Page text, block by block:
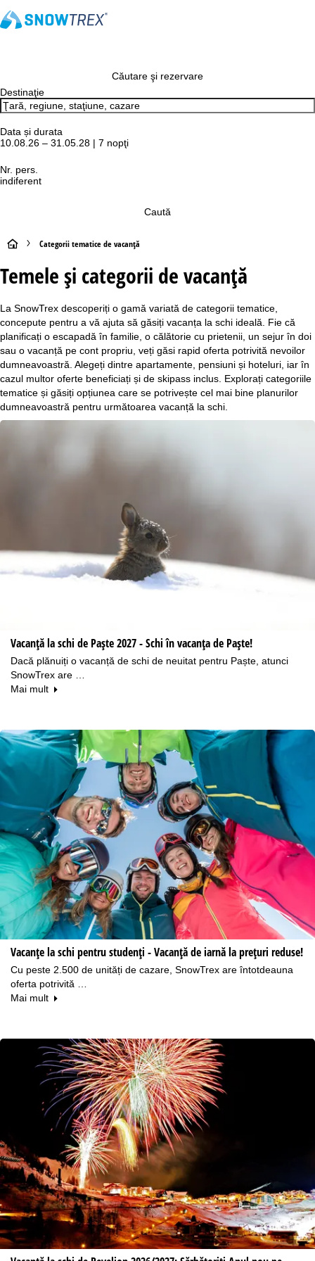
Căutare şi rezervare
Destinaţie
Data și durata
10.08.26 – 31.05.28 | 7 nopţi
Nr. pers.
indiferent
Caută
A
c
s
Categorii tematice de vacanță
Temele și categorii de vacanță
La SnowTrex descoperiți o gamă variată de categorii tematice,
concepute pentru a vă ajuta să găsiți vacanța la schi ideală. Fie că
planificați o escapadă în familie, o călătorie cu prietenii, un sejur în doi
sau o vacanță pe cont propriu, veți găsi rapid oferta potrivită nevoilor
dumneavoastră. Alegeți dintre apartamente, pensiuni și hoteluri, iar în
cazul multor oferte beneficiați și de skipass inclus. Explorați categoriile
tematice și găsiți opțiunea care se potrivește cel mai bine planurilor
dumneavoastră pentru următoarea vacanță la schi.
Vacanță la schi de Paște 2027 - Schi în vacanța de Paște!
Dacă plănuiți o vacanță de schi de neuitat pentru Paște, atunci
SnowTrex are …
Mai mult
Vacanțe la schi pentru studenți - Vacanță de iarnă la prețuri reduse!
Cu peste 2.500 de unități de cazare, SnowTrex are întotdeauna
oferta potrivită …
Mai mult